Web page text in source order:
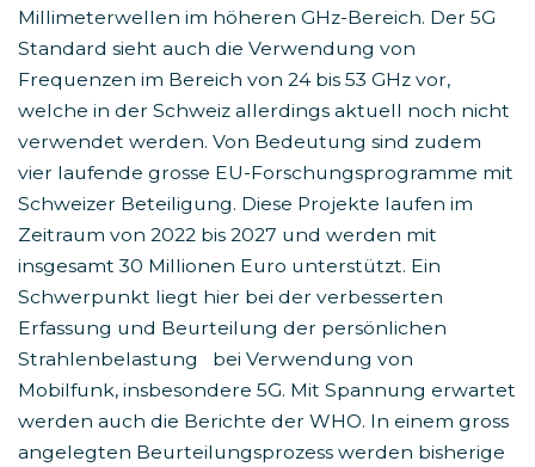
Millimeterwellen im höheren GHz-Bereich. Der 5G
Standard sieht auch die Verwendung von
Frequenzen im Bereich von 24 bis 53 GHz vor,
welche in der Schweiz allerdings aktuell noch nicht
verwendet werden. Von Bedeutung sind zudem
vier laufende grosse EU-Forschungsprogramme mit
Schweizer Beteiligung. Diese Projekte laufen im
Zeitraum von 2022 bis 2027 und werden mit
insgesamt 30 Millionen Euro unterstützt. Ein
Schwerpunkt liegt hier bei der verbesserten
Erfassung und Beurteilung der persönlichen
Strahlenbelastung bei Verwendung von
Mobilfunk, insbesondere 5G. Mit Spannung erwartet
werden auch die Berichte der WHO. In einem gross
angelegten Beurteilungsprozess werden bisherige